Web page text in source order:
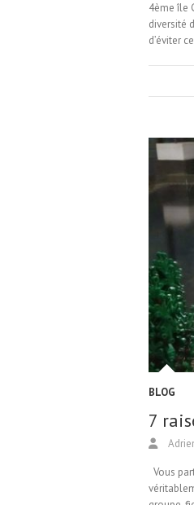
4ème île
diversité
d’éviter
BLOG
7
Vous